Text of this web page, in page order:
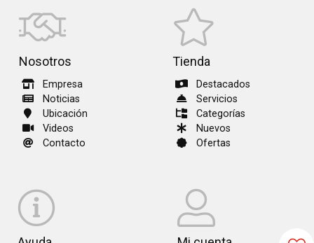
Nosotros
Empresa
Noticias
Ubicación
Videos
Contacto
Tienda
Destacados
Servicios
Categorías
Nuevos
Ofertas